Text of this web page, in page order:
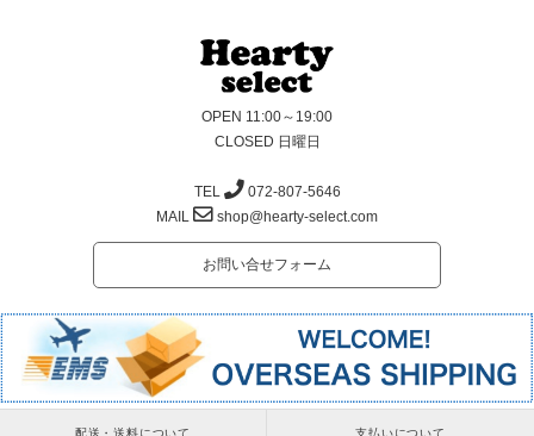
OPEN 11:00～19:00
CLOSED 日曜日
TEL
072-807-5646
MAIL
shop@hearty-select.com
お問い合せフォーム
配送・送料について 支払いについて